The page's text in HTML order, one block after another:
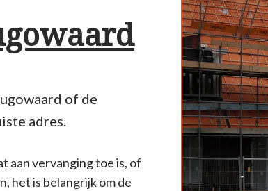
of de
adres.
aan vervanging toe is, of
het is belangrijk om de